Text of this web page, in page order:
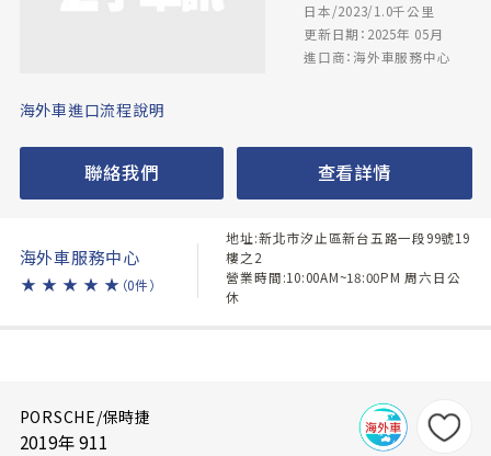
日本/2023/1.0千公里
更新日期：2025年 05月
進口商：海外車服務中心
海外車進口流程說明
聯絡我們 查看詳情
海外車服務中心
★ ★ ★ ★ ★ （0件）
地址:新北市汐止區新台五路一段99號19
樓之2
營業時間:10:00AM~18:00PM 周六日公
休
PORSCHE/保時捷
2019年 911